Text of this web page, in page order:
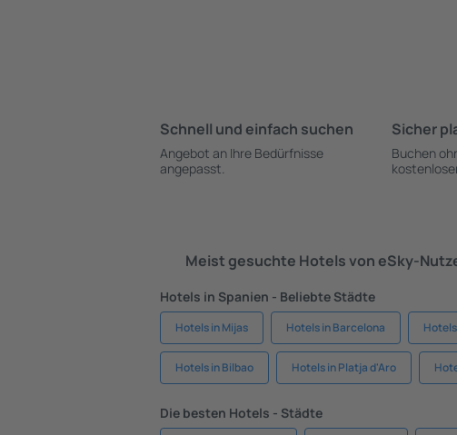
Schnell und einfach suchen
Angebot an Ihre Bedürfnisse
angepasst.
Sicher
Buchen
Meist gesuchte Hotels von eSky-
Hotels in Spanien - Beliebte Städte
Hotels in Mijas Hotels in Barcelona
Hotels in Bilbao Hotels in Platja d'Aro
Die besten Hotels - Städte